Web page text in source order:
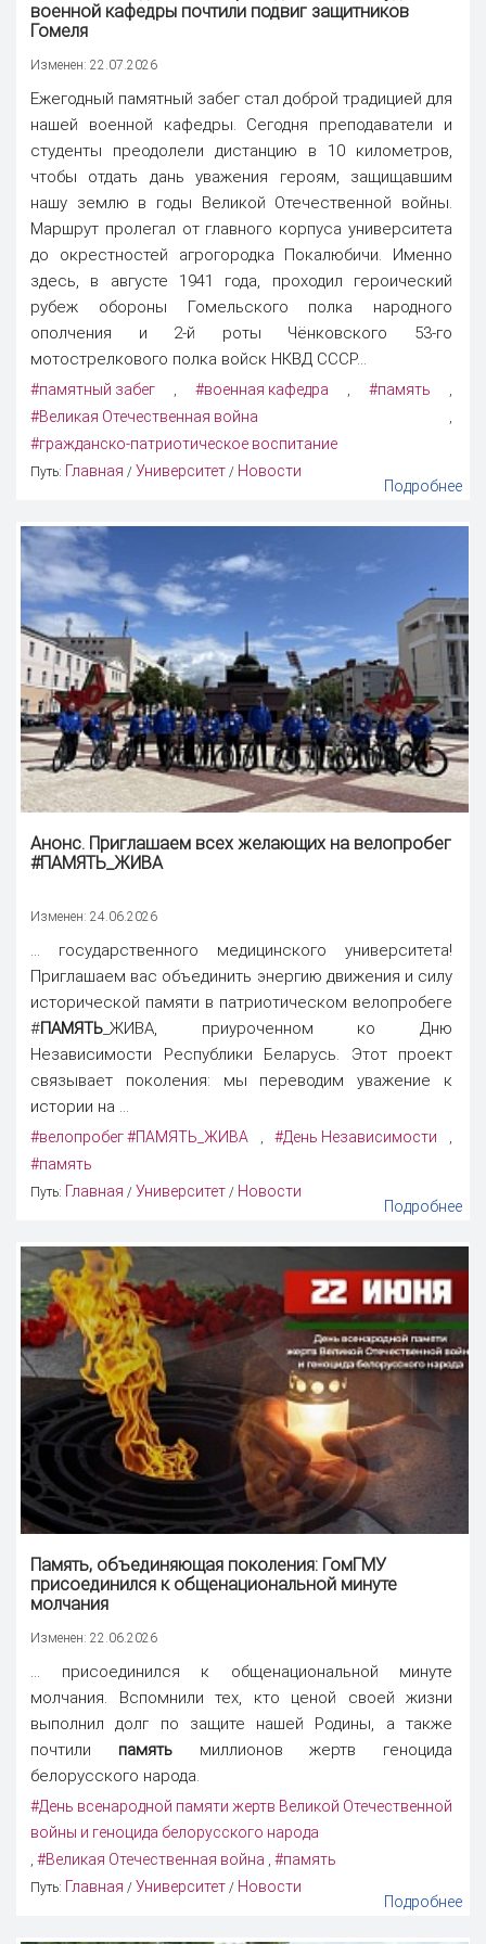
военной кафедры почтили подвиг защитников
Гомеля
Изменен: 22.07.2026
Ежегодный памятный забег стал доброй традицией для
нашей военной кафедры. Сегодня преподаватели и
студенты преодолели дистанцию в 10 километров,
чтобы отдать дань уважения героям, защищавшим
нашу землю в годы Великой Отечественной войны.
Маршрут пролегал от главного корпуса университета
до окрестностей агрогородка Покалюбичи. Именно
здесь, в августе 1941 года, проходил героический
рубеж обороны Гомельского полка народного
ополчения и 2-й роты Чёнковского 53-го
мотострелкового полка войск НКВД СССР...
#памятный забег , #военная кафедра , #память ,
#Великая Отечественная война ,
#гражданско-патриотическое воспитание
Путь: Главная / Университет / Новости
Подробнее
Анонс. Приглашаем всех желающих на велопробег
#ПАМЯТЬ_ЖИВА
Изменен: 24.06.2026
... государственного медицинского университета!
Приглашаем вас объединить энергию движения и силу
исторической памяти в патриотическом велопробеге
#ПАМЯТЬ _ЖИВА, приуроченном ко Дню
Независимости Республики Беларусь. Этот проект
связывает поколения: мы переводим уважение к
истории на ...
#велопробег #ПАМЯТЬ_ЖИВА ,#День Независимости ,
#память
Путь: Главная / Университет / Новости
Подробнее
Память, объединяющая поколения: ГомГМУ
присоединился к общенациональной минуте
молчания
Изменен: 22.06.2026
... присоединился к общенациональной минуте
молчания. Вспомнили тех, кто ценой своей жизни
выполнил долг по защите нашей Родины, а также
почтили памятьмиллионов жертв геноцида
белорусского народа.
#День всенародной памяти жертв Великой Отечественной
войны и геноцида белорусского народа
#Великая Отечественная война #память
Путь: Главная / Университет / Новости
Подробнее